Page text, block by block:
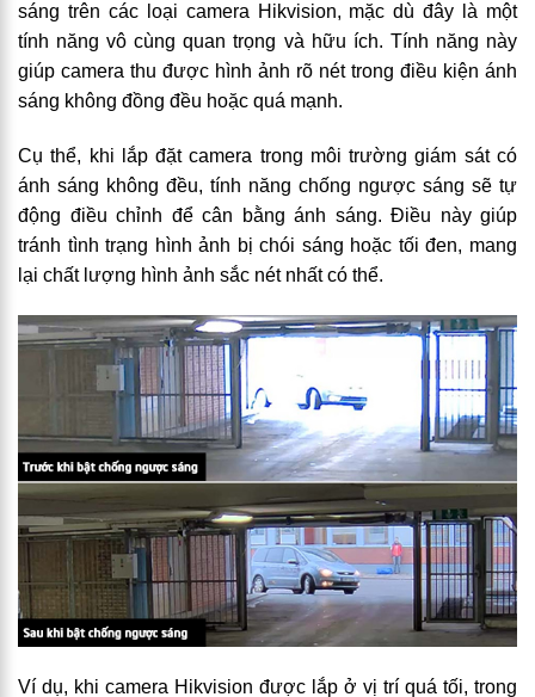
sáng trên các loại camera Hikvision, mặc dù đây là một
tính năng vô cùng quan trọng và hữu ích. Tính năng này
giúp camera thu được hình ảnh rõ nét trong điều kiện ánh
sáng không đồng đều hoặc quá mạnh.
Cụ thể, khi lắp đặt camera trong môi trường giám sát có
ánh sáng không đều, tính năng chống ngược sáng sẽ tự
động điều chỉnh để cân bằng ánh sáng. Điều này giúp
tránh tình trạng hình ảnh bị chói sáng hoặc tối đen, mang
lại chất lượng hình ảnh sắc nét nhất có thể.
Ví dụ, khi camera Hikvision được lắp ở vị trí quá tối, trong